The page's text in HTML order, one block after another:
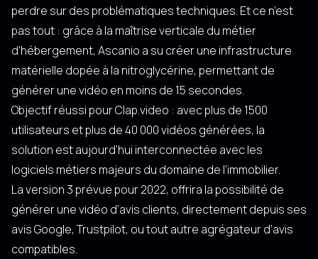
perdre sur des problématiques techniques. Et ce n’est
pas tout : grâce à la maîtrise verticale du métier
d’hébergement, Ascanio a su créer une infrastructure
matérielle dopée à la nitroglycérine, permettant de
générer une vidéo en moins de 15 secondes.
Objectif réussi pour Clap.video : avec plus de 1500
utilisateurs et plus de 40 000 vidéos générées, la
solution est aujourd’hui interconnectée avec les
logiciels métiers majeurs du domaine de l’immobilier.
La version 3 prévue pour 2022, offrira la possibilité de
générer une vidéo d’avis clients, directement depuis ses
avis Google, Trustpilot, ou tout autre agrégateur d’avis
compatibles.